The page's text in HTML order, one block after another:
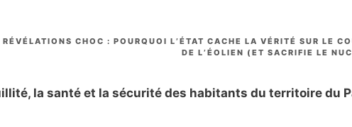
RÉVÉLATIONS CHOC : POURQUOI L’ÉTAT CACHE LA VÉRITÉ SUR LE
DE L’ÉOLIEN (ET SACRIFIE LE
la santé et la sécurité des habitants du territoire du